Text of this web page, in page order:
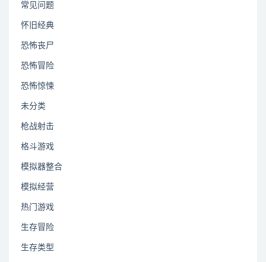
常见问题
怀旧经典
恐怖丧尸
恐怖冒险
恐怖惊悚
未分类
枪战射击
格斗游戏
模拟器整合
模拟经营
热门游戏
生存冒险
生存类型